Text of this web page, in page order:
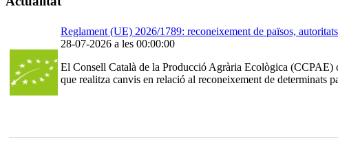
Reglament (UE) 2026/1789: reconeixement de països,
28-07-2026 a les 00:00:00
El Consell Català de la Producció Agrària Ecològica (CCPAE)
que realitza canvis en relació al reconeixement de determinats